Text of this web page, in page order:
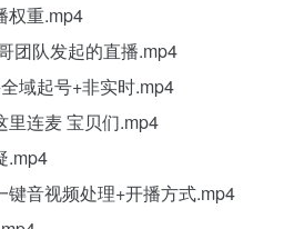
权重.mp4
团队发起的直播.mp4
域起号+非实时.mp4
里连麦 宝贝们.mp4
.mp4
键音视频处理+开播方式.mp4